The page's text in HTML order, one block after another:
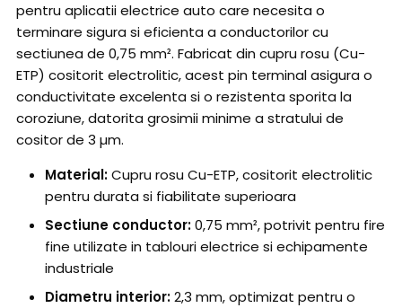
pentru aplicatii electrice auto care necesita o
terminare sigura si eficienta a conductorilor cu
sectiunea de 0,75 mm². Fabricat din cupru rosu (Cu-
ETP) cositorit electrolitic, acest pin terminal asigura o
conductivitate excelenta si o rezistenta sporita la
coroziune, datorita grosimii minime a stratului de
cositor de 3 µm.
Material:Cupru rosu Cu-ETP, cositorit electrolitic
pentru durata si fiabilitate superioara
Sectiune conductor:0,75 mm², potrivit pentru fire
fine utilizate in tablouri electrice si echipamente
industriale
Diametru interior:2,3 mm, optimizat pentru o